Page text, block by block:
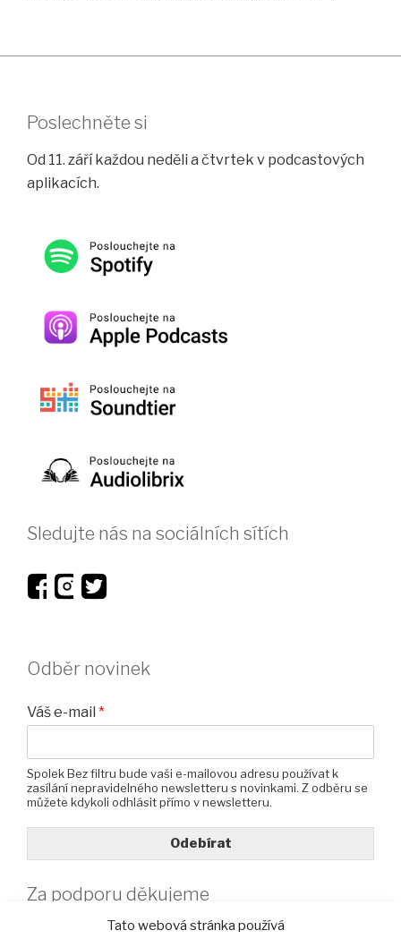
Tato webová stránka používá
Poslechněte si
Od 11. září každou neděli a čtvrtek v podcastových
aplikacích.
Sledujte nás na sociálních sítích
Odběr novinek
Váš e-mail *
Spolek Bez filtru bude vaši e-mailovou adresu používat k
zasílání nepravidelného newsletteru s novinkami. Z odběru se
můžete kdykoli odhlásit přímo v newsletteru.
Odebírat
Za podporu děkujeme